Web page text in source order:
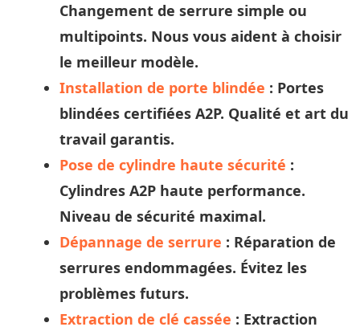
Changement de serrure simple ou
multipoints. Nous vous aident à choisir
le meilleur modèle.
Installation de porte blindée : Portes
blindées certifiées A2P. Qualité et art du
travail garantis.
Pose de cylindre haute sécurité :
Cylindres A2P haute performance.
Niveau de sécurité maximal.
Dépannage de serrure : Réparation de
serrures endommagées. Évitez les
problèmes futurs.
Extraction de clé cassée : Extraction